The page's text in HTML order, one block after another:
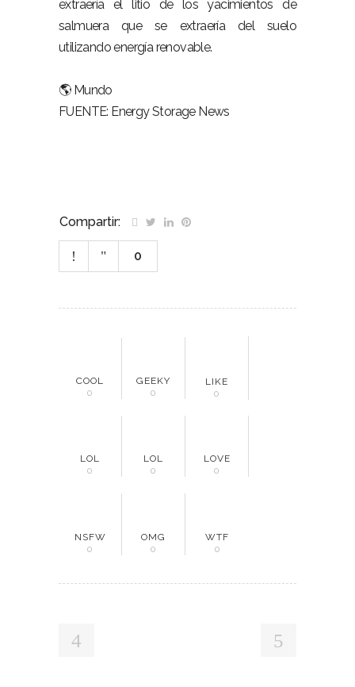
extraería el litio de los yacimientos de
salmuera que se extraería del suelo
utilizando energía renovable.
🌎 Mundo
FUENTE: Energy Storage News
Compartir:
0
COOL
0
GEEKY
0
LIKE
0
LOL
0
LOL
0
LOVE
0
NSFW
0
OMG
0
WTF
0